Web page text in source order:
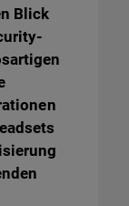
Blick